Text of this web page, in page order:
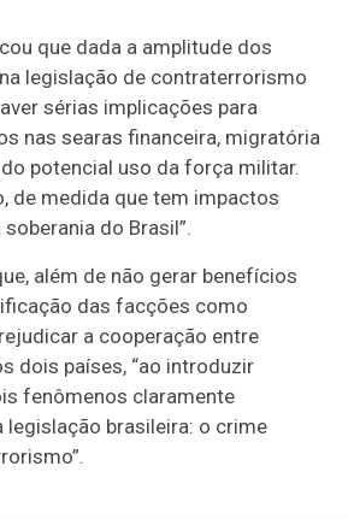
que dada a amplitude dos
legislação de contraterrorismo
sérias implicações para
nas searas financeira, migratória
do potencial uso da força militar.
de medida que tem impactos
do Brasil”.
além de não gerar benefícios
das facções como
a cooperação entre
dois países, “ao introduzir
fenômenos claramente
legislação brasileira: o crime